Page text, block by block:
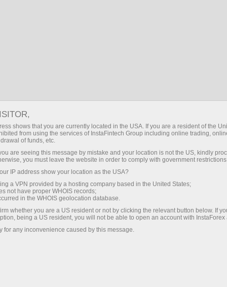
Projetos promocionais
InstaForex
Nesta seção, você pode ver vários materiais
promocionais da Companhia InstaForex que
são de interesse do cliente, e fornecemos mais
informações sobre a atividade da InstaForex,
apresentamos mais informações sobre projetos
da companhia e convidamos para participar em
várias campanhas e concursos.
shows that you are currently located in the USA. If you are a resident of the
from using the services of InstaFintech Group including online trading,
of funds, etc.
are seeing this message by mistake and your location is not the US, kindly
you must leave the website in order to comply with government
IP address show your location as the USA?
a VPN provided by a hosting company based in the United States;
not have proper WHOIS records;
in the WHOIS geolocation database.
whether you are a US resident or not by clicking the relevant button below. If
being a US resident, you will not be able to open an account with InstaForex
for any inconvenience caused by this message.